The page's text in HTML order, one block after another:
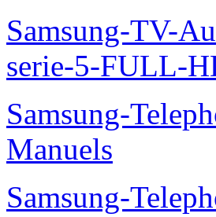
Samsung-TV-
serie-5-FULL-
Samsung-
Manuels
Samsung-